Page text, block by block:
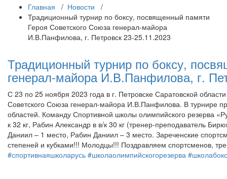
Главная / Новости /
Традиционный турнир по боксу, посвященный памяти
Героя Советского Союза генерал-майора
И.В.Панфилова, г. Петровск 23-25.11.2023
Традиционный турнир по боксу,
генерал-майора И.В.Панфилова, г.
С 23 по 25 ноября 2023 года в г. Петровске Саратовской
Советского Союза генерал-майора И.В.Панфилова. В турнире
областей. Команду Спортивной школы олимпийского резерва
к 32 кг, Рабин Александр в в/к 30 кг (тренер-преподаватель
Даниил – 1 место, Рабин Даниил – 3 место. Зареченские
степеней и кубками!!! Молодцы!!! Поздравляем спортсменов,
#спортивнаяшколарусь #школаолимпийскогорезерва